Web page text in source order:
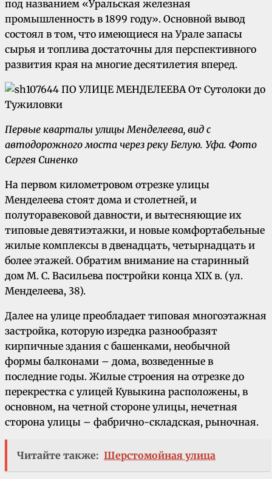
под названием «Уральская железная
промышленность в 1899 году». Основной вывод
состоял в том, что имеющиеся на Урале запасы
сырья и топлива достаточны для перспективного
развития края на многие десятилетия вперед.
Первые кварталы улицы Менделеева, вид с
автодорожного моста через реку Белую. Уфа. Фото
Сергея Синенко
На первом километровом отрезке улицы
Менделеева стоят дома и столетней, и
полуторавековой давности, и вытесняющие их
типовые девятиэтажки, и новые комфортабельные
жилые комплексы в двенадцать, четырнадцать и
более этажей. Обратим внимание на старинный
дом М. С. Васильева постройки конца XIX в. (ул.
Менделеева, 38).
Далее на улице преобладает типовая многоэтажная
застройка, которую изредка разнообразят
кирпичные здания с башенками, необычной
формы балконами – дома, возведенные в
последние годы. Жилые строения на отрезке до
перекрестка с улицей Кувыкина расположены, в
основном, на четной стороне улицы, нечетная
сторона улицы – фабрично-складская, рыночная.
Читайте также: Шерстомойная улица